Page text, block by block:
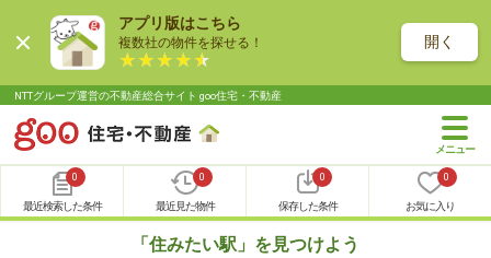
アプリ版はこちら
複数社の物件を探せる！ 開く
NTTグループ運営の不動産総合サイト goo住宅・不動産
0
最近検索した条件
0
最近見た物件
0
保存した条件
0
お気に入り
「住みたい駅」を見つけよう